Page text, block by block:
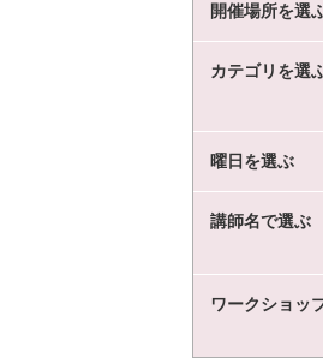
開催場所を選
カテゴリを選
曜日を選ぶ
講師名で選ぶ
ワークショッ